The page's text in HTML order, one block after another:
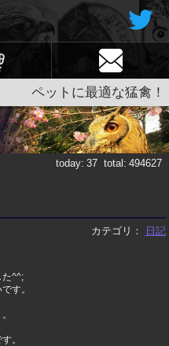
ペットに最適な猛禽！
today: 37 total: 494627
カテゴリ： 日記
た^^;
す。
。